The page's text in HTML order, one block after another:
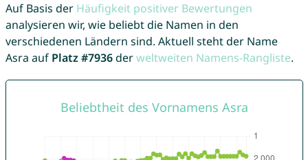
Auf Basis der Häufigkeit positiver Bewertungen
analysieren wir, wie beliebt die Namen in den
verschiedenen Ländern sind. Aktuell steht der Name
Asra auf Platz #7936derweltweiten Namens-Rangliste.